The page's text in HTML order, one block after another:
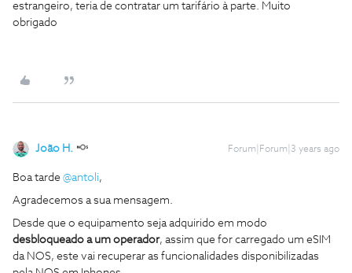
estrangeiro, teria de contratar um tarifário à parte. Muito
obrigado
João H. Forum|Forum|3 years ago
Boa tarde @antoli,
Agradecemos a sua mensagem.
Desde que o equipamento seja adquirido em modo
desbloqueado a um operador, assim que for carregado um eSIM
da NOS, este vai recuperar as funcionalidades disponibilizadas